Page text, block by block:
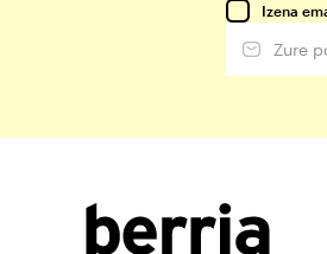
Izena